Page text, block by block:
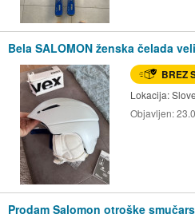
Bela SALOMON ženska čelada
BREZ
Lokacija:
Objavljen:
Prodam Salomon otroške